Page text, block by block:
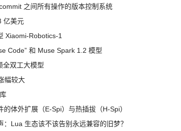
之间所有操作的版本控制系统
亿美元
Xiaomi-Robotics-1
Code” 和 Muse Spark 1.2 模型
全双工大模型
幅较大
体外扩展（E-Spi）与热插拔（H-Spi）
Lua 生态该不该告别永远兼容的旧梦？